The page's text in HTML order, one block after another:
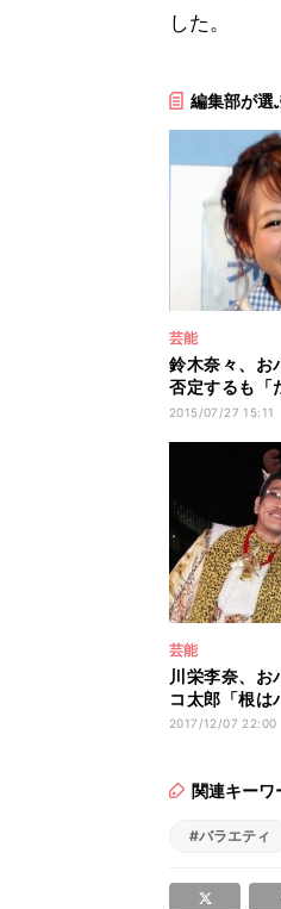
した。
編集部が選
芸能
鈴木奈々、お
否定するも「
る…」
2015/07/27 15:11
芸能
川栄李奈、お
コ太郎「根は
2017/12/07 22:00
関連キーワ
#バラエティ